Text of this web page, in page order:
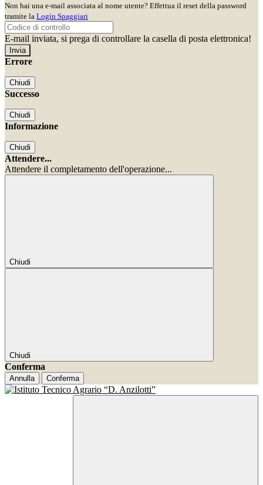
Non hai una e-mail associata al nome utente? Effettua il reset della password
tramite la Login Spaggiari
E-mail inviata, si prega di controllare la casella di posta elettronica!
Errore
Chiudi
Successo
Chiudi
Informazione
Chiudi
Attendere...
Attendere il completamento dell'operazione...
Chiudi
Chiudi
Conferma
Annulla Conferma